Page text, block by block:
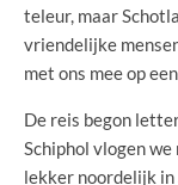
teleur, maar
vriendelijke
met ons mee op
De reis begon
Schiphol vlogen
lekker noordelijk in